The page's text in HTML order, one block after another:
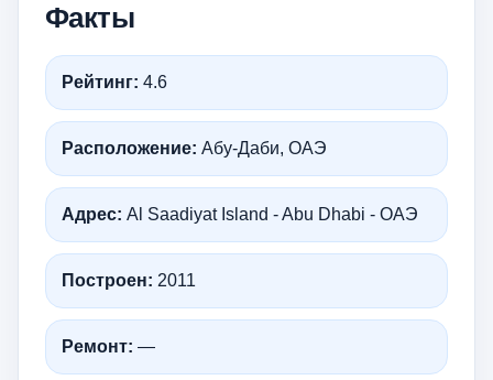
Факты
Рейтинг: 4.6
Расположение: Абу-Даби, ОАЭ
Адрес: Al Saadiyat Island - Abu Dhabi - ОАЭ
Построен: 2011
Ремонт: —